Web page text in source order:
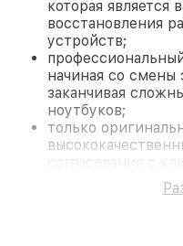
которая
восстановления
устройств;
начиная со смены
заканчивая
ноутбуков;
только
согласования с
На все работы и
предоставляется